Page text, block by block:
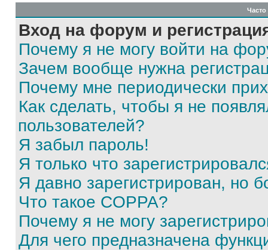
Вход на форум и
Почему я не могу войти на
Зачем вообще нужна
Почему мне периодически
Как сделать, чтобы я не
пользователей?
Я забыл пароль!
Я только что
Я давно зарегистрирован, но
Что такое COPPA?
Почему я не могу
Для чего предназначена